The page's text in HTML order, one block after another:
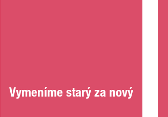
Vymeníme starý za nový